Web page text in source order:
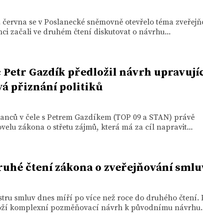
června se v Poslanecké sněmovně otevřelo téma
začali ve druhém čtení diskutovat o návrhu...
Petr Gazdík předložil návrh
přiznání politiků
v čele s Petrem Gazdíkem (TOP 09 a STAN) právě
zákona o střetu zájmů, která má za cíl napravit...
čtení zákona o zveřejňování
smluv dnes míří po více než roce do druhého čtení.
komplexní pozměňovací návrh k původnímu